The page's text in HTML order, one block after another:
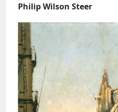
Philip Wilson Steer